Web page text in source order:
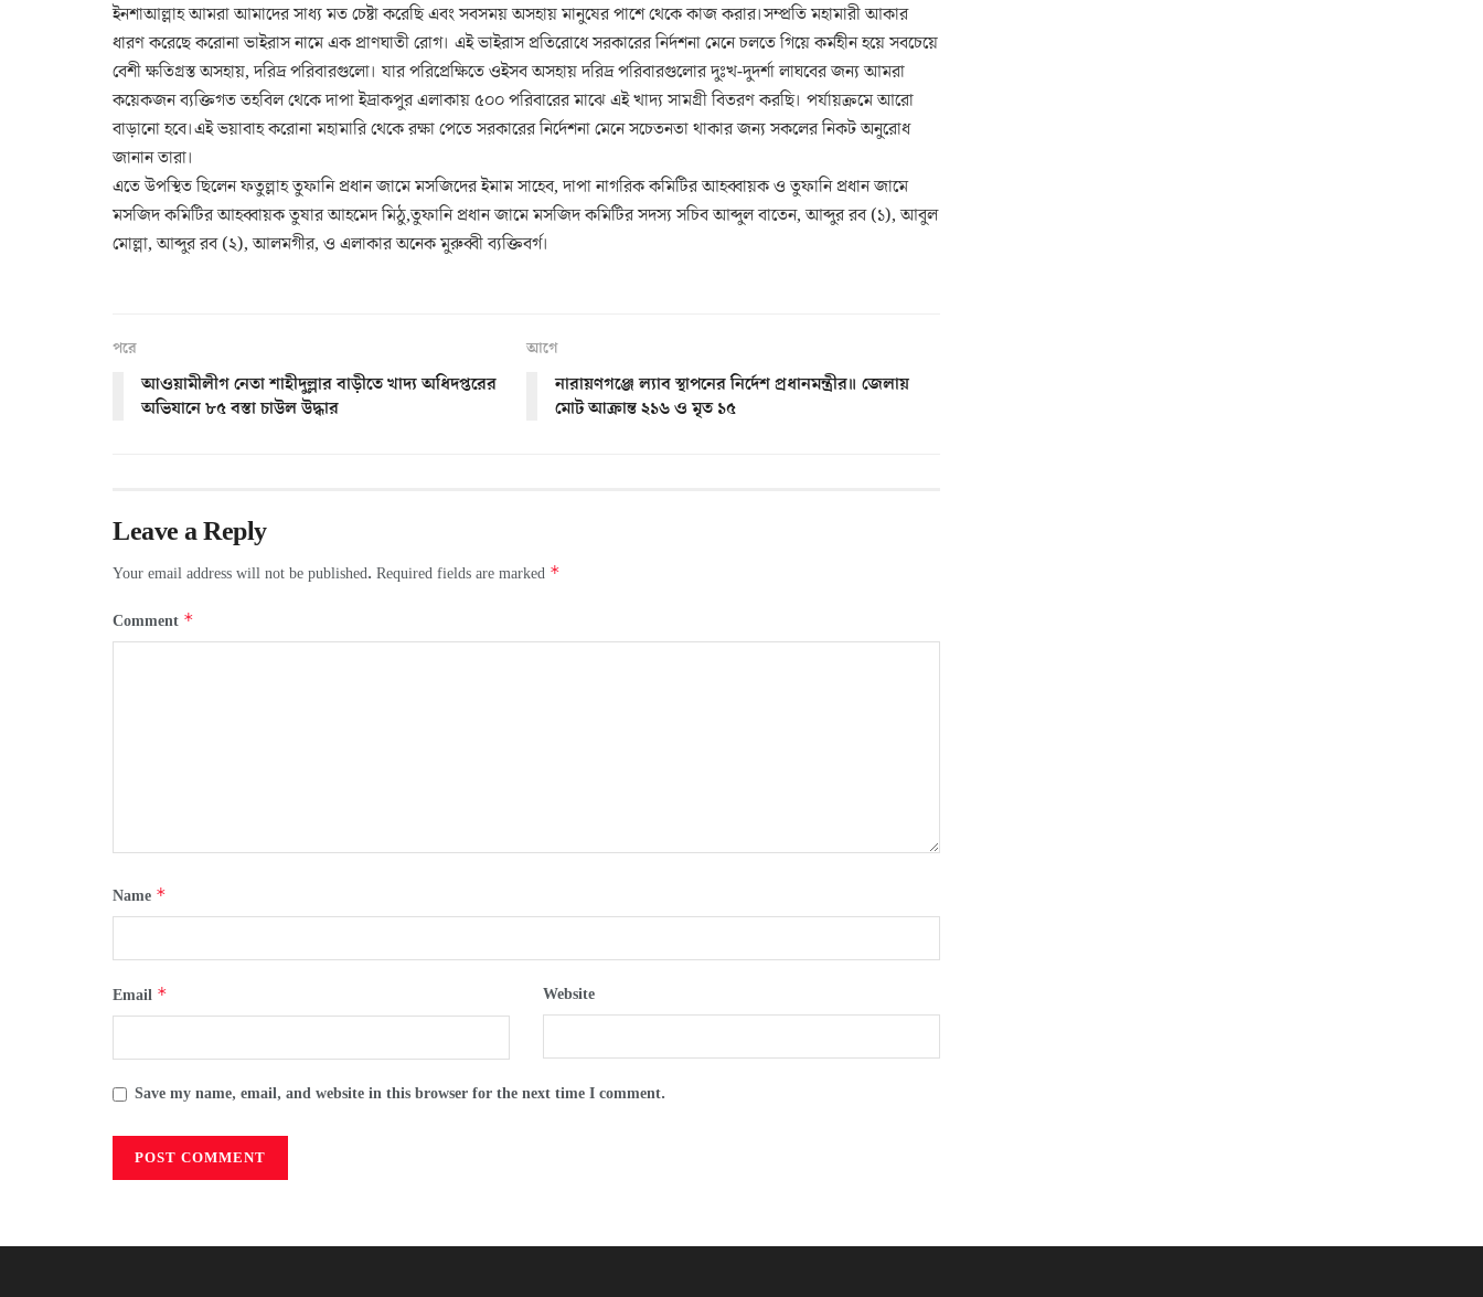
ইনশাআল্লাহ আমরা আমাদের সাধ্য মত চেষ্টা করেছি এবং সবসময় অসহায় মানুষের পাশে থেকে কাজ করার।সম্প্রতি মহামারী আকার
ধারণ করেছে করােনা ভাইরাস নামে এক প্রাণঘাতী রােগ। এই ভাইরাস প্রতিরোধে সরকারের নির্দশনা মেনে চলতে গিয়ে কর্মহীন হয়ে সবচেয়ে
বেশী ক্ষতিগ্রস্ত অসহায়, দরিদ্র পরিবারগুলো। যার পরিপ্রেক্ষিতে ওইসব অসহায় দরিদ্র পরিবারগুলোর দুঃখ-দুদর্শা লাঘবের জন্য আমরা
কয়েকজন ব্যক্তিগত তহবিল থেকে দাপা ইদ্রাকপুর এলাকায় ৫০০ পরিবারের মাঝে এই খাদ্য সামগ্রী বিতরণ করছি। পর্যায়ক্রমে আরো
বাড়ানো হবে।এই ভয়াবাহ করোনা মহামারি থেকে রক্ষা পেতে সরকারের নির্দেশনা মেনে সচেতনতা থাকার জন্য সকলের নিকট অনুরোধ
জানান তারা।
এতে উপস্থিত ছিলেন ফতুল্লাহ তুফানি প্রধান জামে মসজিদের ইমাম সাহেব, দাপা নাগরিক কমিটির আহব্বায়ক ও তুফানি প্রধান জামে
মসজিদ কমিটির আহব্বায়ক তুষার আহমেদ মিঠু,তুফানি প্রধান জামে মসজিদ কমিটির সদস্য সচিব আব্দুল বাতেন, আব্দুর রব (১), আবুল
মোল্লা, আব্দুর রব (২), আলমগীর, ও এলাকার অনেক মুরুব্বী ব্যক্তিবর্গ।
পরে
আওয়ামীলীগ নেতা শাহীদুল্লার বাড়ীতে খাদ্য অধিদপ্তরের
অভিযানে ৮৫ বস্তা চাউল উদ্ধার
আগে
নারায়ণগঞ্জে ল্যাব স্থাপনের নির্দেশ প্রধানমন্ত্রীর॥ জেলায়
মোট আক্রান্ত ২১৬ ও মৃত ১৫
Leave a Reply
Your email address will not be published. Required fields are marked *
Comment *
Name *
Email * Website
Save my name, email, and website in this browser for the next time I comment.